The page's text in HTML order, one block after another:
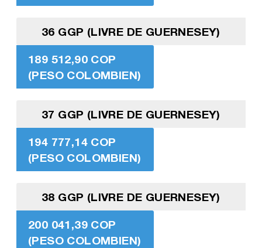
36 GGP (LIVRE DE GUERNESEY)
189 512,90 COP
(PESO COLOMBIEN)
37 GGP (LIVRE DE GUERNESEY)
194 777,14 COP
(PESO COLOMBIEN)
38 GGP (LIVRE DE GUERNESEY)
200 041,39 COP
(PESO COLOMBIEN)